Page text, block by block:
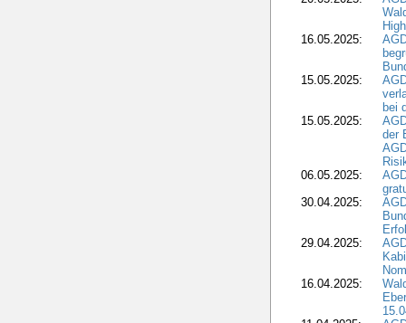
16.05.2025:
15.05.2025:
bei
15.05.2025:
der
06.05.2025:
30.04.2025:
29.04.2025:
16.04.2025: